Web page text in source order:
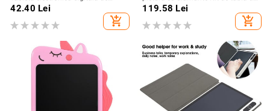
desen Doodle Tampă de scris de
mână colorată pentru copii Tablă
ultra-subțire cu stilou
42.40 Lei
add_shopping_cart
lumină alimentată prin USB Tabletă
grafică digitală pentru bloc de
desen Tablă de pictură artistică
119.58 Lei
add_shopping_cart